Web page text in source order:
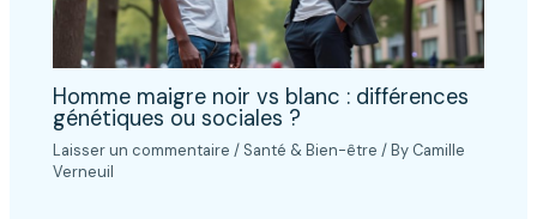
Homme maigre noir vs blanc : différences
génétiques ou sociales ?
Laisser un commentaire / Santé & Bien-être / By Camille
Verneuil